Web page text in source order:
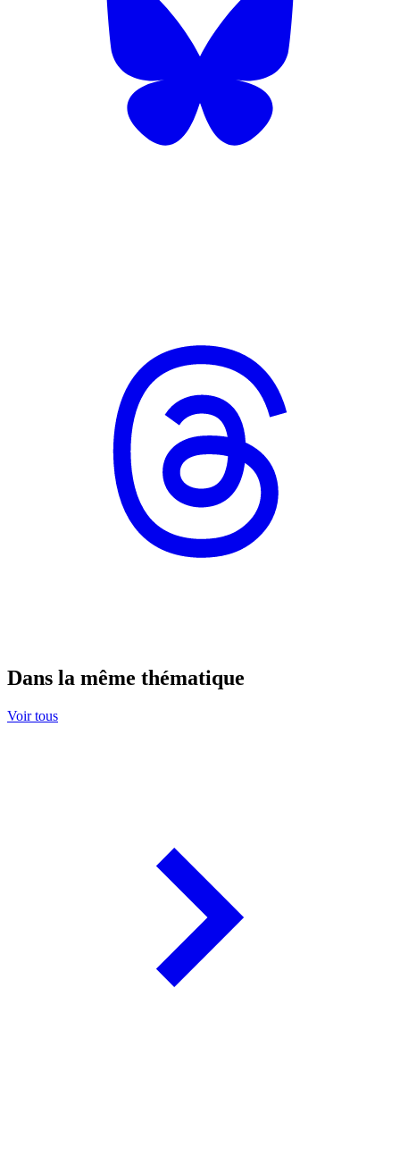
Dans la même thématique
Voir tous